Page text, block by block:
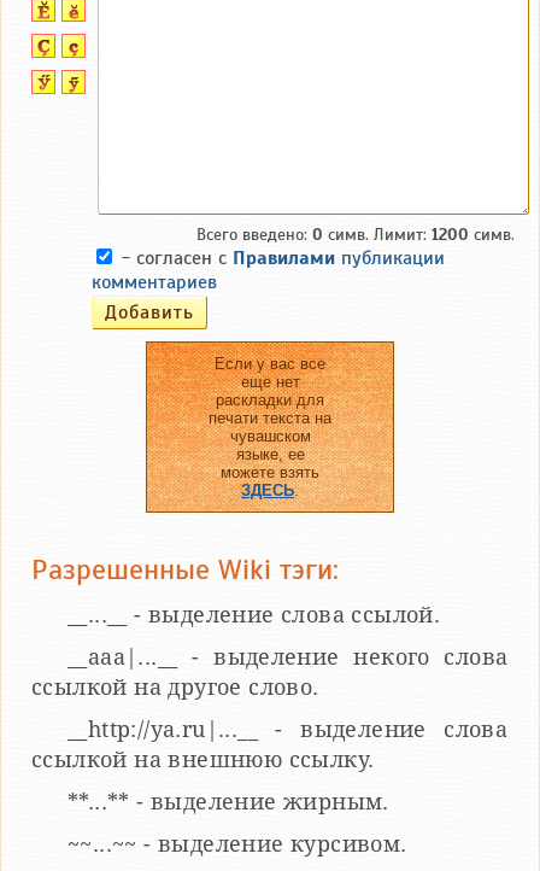
Всего введено: 0 симв. Лимит: 1200 симв.
- согласен с Правилами публикации
комментариев
Если у вас все
еще нет
раскладки для
печати текста на
чувашском
языке, ее
можете взять
ЗДЕСЬ.
Разрешенные Wiki тэги:
__...__ - выделение слова ссылой.
__aaa|...__ - выделение некого слова
ссылкой на другое слово.
__http://ya.ru|...__ - выделение слова
ссылкой на внешнюю ссылку.
**...** - выделение жирным.
~~...~~ - выделение курсивом.